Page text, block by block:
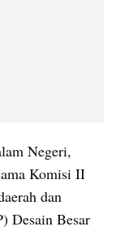
Negeri,
Komisi II
dan
Desain Besar